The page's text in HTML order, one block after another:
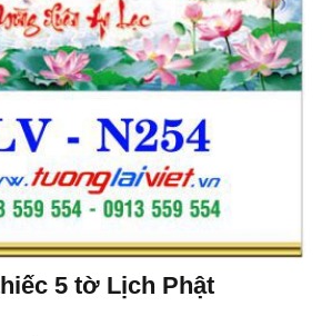
5 tờ Lịch Phật